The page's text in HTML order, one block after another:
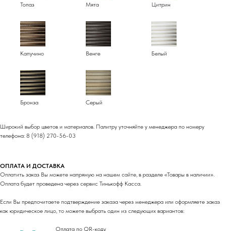
Топаз Мята Цитрин
Капучино Венге Белый
Бронза Серый
Широкий выбор цветов и материалов. Палитру уточняйте у менеджера по номеру
телефона: 8 (918) 270-56-03
ОПЛАТА И ДОСТАВКА
Оплатить заказ Вы можете напрямую на нашем сайте, в разделе «Товары в наличии».
Оплата будет проведена через сервис Тинькофф Касса.
Если Вы предпочитаете подтверждение заказа через менеджера или оформляете заказ
как юридическое лицо, то можете выбрать один из следующих вариантов:
Оплата по QR-коду